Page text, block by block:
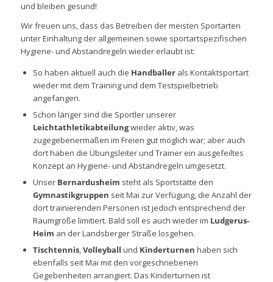
und bleiben gesund!
Wir freuen uns, dass das Betreiben der meisten Sportarten
unter Einhaltung der allgemeinen sowie sportartspezifischen
Hygiene- und Abstandregeln wieder erlaubt ist:
So haben aktuell auch die Handballerals Kontaktsportart
wieder mit dem Training und dem Testspielbetrieb
angefangen.
Schon länger sind die Sportler unserer
Leichtathletikabteilungwieder aktiv, was
zugegebenermaßen im Freien gut möglich war; aber auch
dort haben die Übungsleiter und Trainer ein ausgefeiltes
Konzept an Hygiene- und Abstandregeln umgesetzt.
Unser Bernardusheim steht als Sportstätte den
Gymnastikgruppen seit Mai zur Verfügung, die Anzahl der
dort trainierenden Personen ist jedoch entsprechend der
Raumgröße limitiert. Bald soll es auch wieder im Ludgerus-
Heim an der Landsberger Straße losgehen.
Tischtennis,Volleyball und Kinderturnen haben sich
ebenfalls seit Mai mit den vorgeschriebenen
Gegebenheiten arrangiert. Das Kinderturnen ist